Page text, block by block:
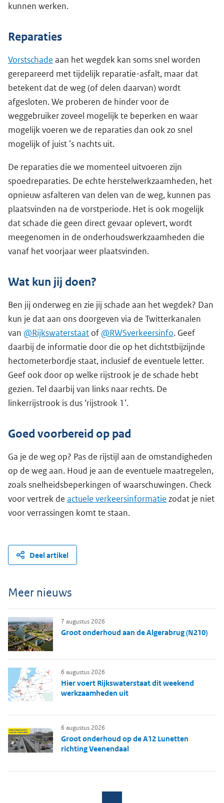
kunnen werken.
Reparaties
Vorstschade aan het wegdek kan soms snel worden
gerepareerd met tijdelijk reparatie-asfalt, maar dat
betekent dat de weg (of delen daarvan) wordt
afgesloten. We proberen de hinder voor de
weggebruiker zoveel mogelijk te beperken en waar
mogelijk voeren we de reparaties dan ook zo snel
mogelijk of juist ’s nachts uit.
De reparaties die we momenteel uitvoeren zijn
spoedreparaties. De echte herstelwerkzaamheden, het
opnieuw asfalteren van delen van de weg, kunnen pas
plaatsvinden na de vorstperiode. Het is ook mogelijk
dat schade die geen direct gevaar oplevert, wordt
meegenomen in de onderhoudswerkzaamheden die
vanaf het voorjaar weer plaatsvinden.
Wat kun jij doen?
Ben jij onderweg en zie jij schade aan het wegdek? Dan
kun je dat aan ons doorgeven via de Twitterkanalen
van @Rijkswaterstaat of @RWSverkeersinfo. Geef
daarbij de informatie door die op het dichtstbijzijnde
hectometerbordje staat, inclusief de eventuele letter.
Geef ook door op welke rijstrook je de schade hebt
gezien. Tel daarbij van links naar rechts. De
linkerrijstrook is dus ‘rijstrook 1’.
Goed voorbereid op pad
Ga je de weg op? Pas de rijstijl aan de omstandigheden
op de weg aan. Houd je aan de eventuele maatregelen,
zoals snelheidsbeperkingen of waarschuwingen. Check
voor vertrek de actuele verkeersinformatie zodat je niet
voor verrassingen komt te staan.
Deel artikel
Meer nieuws
Groot onderhoud aan de Algerabrug (N210)
7 augustus 2026
Hier voert Rijkswaterstaat dit weekend
werkzaamheden uit
6 augustus 2026
Groot onderhoud op de A12 Lunetten
richting Veenendaal
6 augustus 2026